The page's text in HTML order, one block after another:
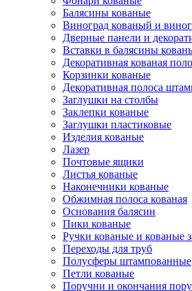
Балясины кованые
Виноград кованый и
Дверные панели и
Вставки в балясины
Декоративная кованая
Корзинки кованые
Декоративная полоса
Заглушки на столбы
Заклепки кованые
Заглушки пластиковые
Изделия кованые
Лазер
Почтовые ящики
Листья кованые
Наконечники кованые
Обжимная полоса кованая
Основания балясин
Пики кованые
Ручки кованые и кованые
Переходы для труб
Полусферы штампованные
Петли кованые
Поручни и окончания